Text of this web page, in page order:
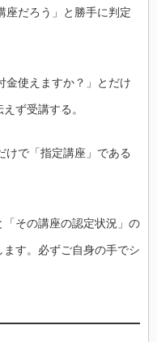
座だろう」と勝手に判定
金使えますか？」とだけ
ず受講する。
けで「指定講座」である
その講座の認定状況」の
す。必ずご自身の手でシ